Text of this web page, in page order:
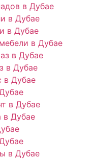
в Дубае
в Дубае
в Дубае
в Дубае
в Дубае
в Дубае
в Дубае
в Дубае
в Дубае
в Дубае